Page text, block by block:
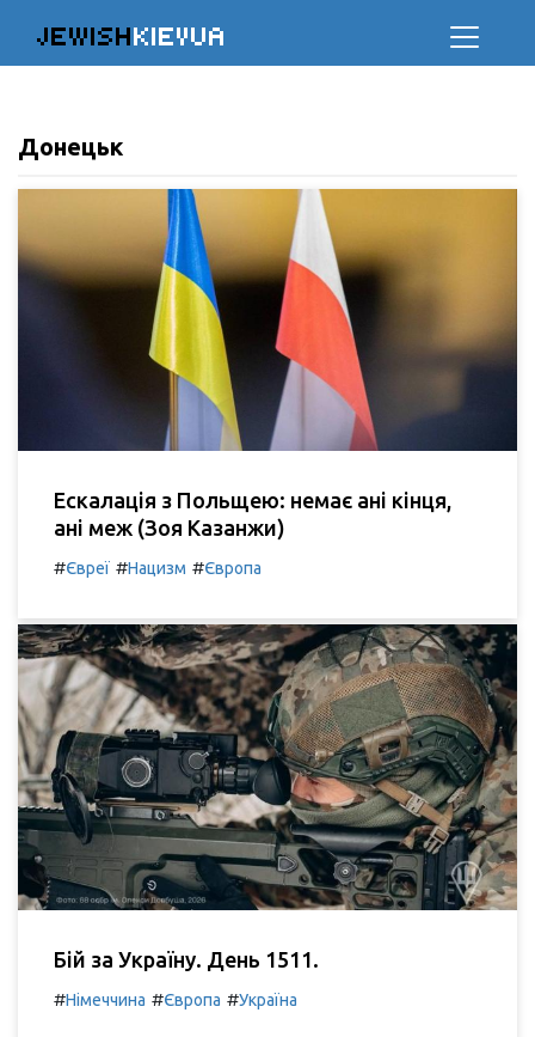
JEWISHKIEVUA
Донецьк
Ескалація з Польщею: немає ані кінця,
ані меж (Зоя Казанжи)
#Євреї #Нацизм #Європа
Бій за Україну. День 1511.
#Німеччина #Європа #Україна